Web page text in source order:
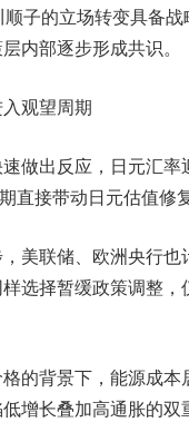
顺子的立场转变具备
内部逐步形成共识。
观望周期
做出反应，日元汇
直接带动日元估值修
美联储、欧洲央行
选择暂缓政策调整
的背景下，能源成
增长叠加高通胀的